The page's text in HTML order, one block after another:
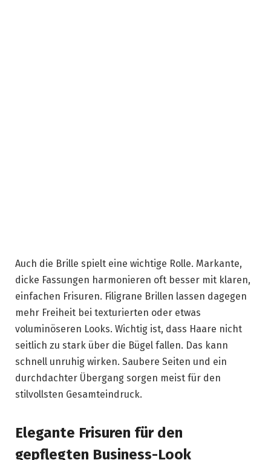
Auch die Brille spielt eine wichtige Rolle. Markante,
dicke Fassungen harmonieren oft besser mit klaren,
einfachen Frisuren. Filigrane Brillen lassen dagegen
mehr Freiheit bei texturierten oder etwas
voluminöseren Looks. Wichtig ist, dass Haare nicht
seitlich zu stark über die Bügel fallen. Das kann
schnell unruhig wirken. Saubere Seiten und ein
durchdachter Übergang sorgen meist für den
stilvollsten Gesamteindruck.
Elegante Frisuren für den
gepflegten Business-Look